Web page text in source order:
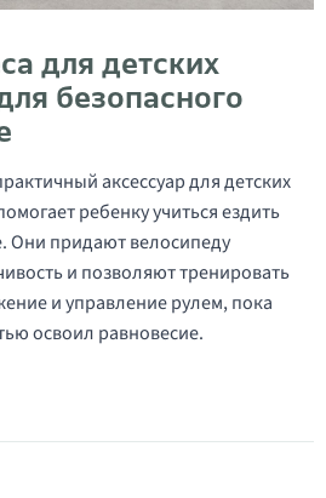
для детских
безопасного
аксессуар для детских
ребенку учиться ездить
Они придают велосипеду
и позволяют тренировать
и управление рулем, пока
освоил равновесие.
колеса